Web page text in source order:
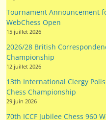
Preliminaries
28 juillet 2026
Semifinals
28 juillet 2026
27 juillet 2026
European & RoW Individual
26 juillet 2026